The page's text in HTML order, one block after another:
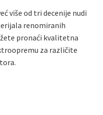
više od tri decenije nudi
renomiranih
pronaći kvalitetna
za različite